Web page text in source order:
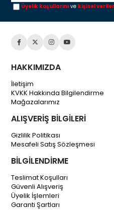
Üyelik koşullarını ve kişisel
HAKKIMIZDA
İletişim
KVKK Hakkında Bilgilendirme
Mağazalarımız
ALIŞVERİŞ BİLGİLERİ
Gizlilik Politikası
Mesafeli Satış Sözleşmesi
BİLGİLENDİRME
Teslimat Koşulları
Güvenli Alışveriş
Üyelik İşlemleri
Garanti Şartları